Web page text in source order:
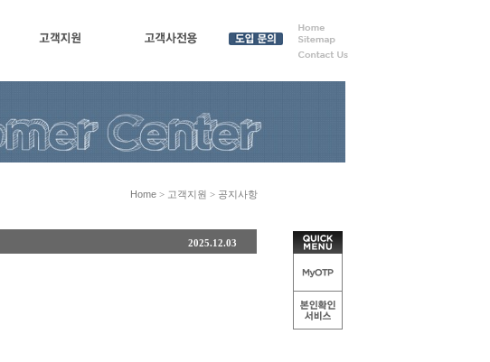
의
Home > 고객지원 > 공지사항
2025.12.03